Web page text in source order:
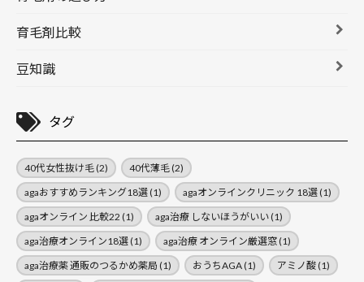
育毛剤比較
豆知識
タグ
40代女性抜け毛(2) 40代薄毛(2)
agaおすすめランキング18選(1) agaオンラインクリニック 18選(1)
agaオンライン 比較22 (1) aga治療 しないほうがいい(1)
aga治療オンライン18選(1) aga治療 オンライン厳選窓(1)
aga治療薬 通販のつるかめ薬局 (1) おうちAGA(1) アミノ酸(1)